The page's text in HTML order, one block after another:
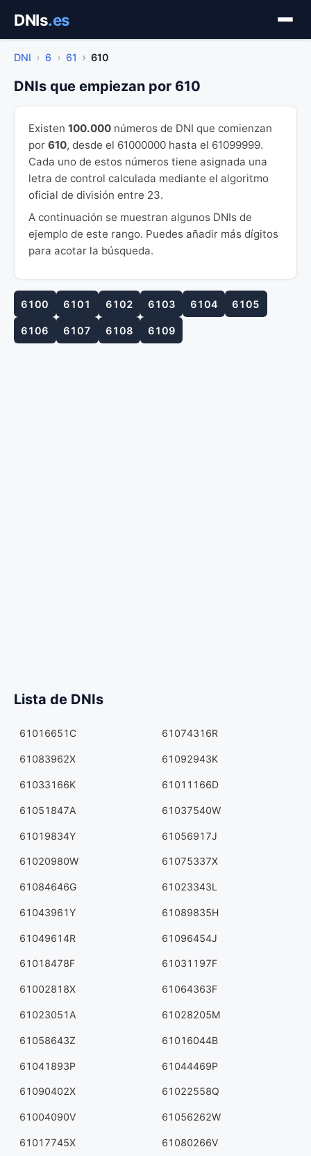
contenido
DNIs.es
DNI 6 61 610
DNIs que empiezan por 610
Existen 100.000 números de DNI que comienzan
por 610, desde el 61000000 hasta el 61099999.
Cada uno de estos números tiene asignada una
letra de control calculada mediante el algoritmo
oficial de división entre 23.
A continuación se muestran algunos DNIs de
ejemplo de este rango. Puedes añadir más dígitos
para acotar la búsqueda.
6100 6101 6102 6103 6104 6105
6106 6107 6108 6109
Lista de DNIs
61016651C 61074316R
61083962X 61092943K
61033166K 61011166D
61051847A 61037540W
61019834Y 61056917J
61020980W 61075337X
61084646G 61023343L
61043961Y 61089835H
61049614R 61096454J
61018478F 61031197F
61002818X 61064363F
61023051A 61028205M
61058643Z 61016044B
61041893P 61044469P
61090402X 61022558Q
61004090V 61056262W
61017745X 61080266V